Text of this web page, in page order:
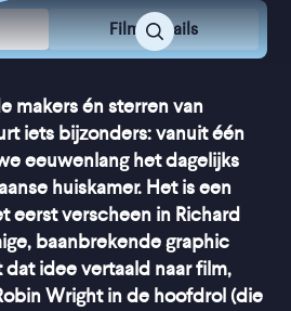
Film Details
makers én sterren van
iets bijzonders: vanuit één
eeuwenlang het dagelijks
huiskamer. Het is een
eerst verscheen in Richard
baanbrekende graphic
idee vertaald naar film,
Wright in de hoofdrol (die